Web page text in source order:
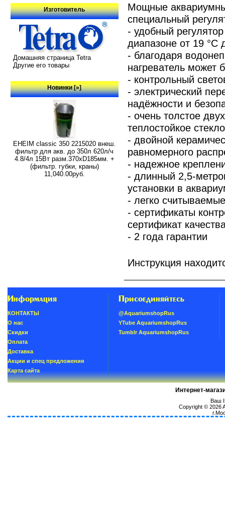
Изготовитель
Домашняя страница Tetra
Другие его товары
Новинки [»]
EHEIM classic 350 2215020 внеш.
фильтр для акв. до 350л 620л/ч
4.8/4л 15Вт разм.370хD185мм. +
(фильтр. губки, краны)
11,040.00руб.
Мощные
специальный
- удобный
диапазоне от 19 °C
- благодаря
нагреватель может
- контрольный
- электрический
надёжности и
- очень толстое
теплостойкое
- двойной
равномерного
- надежное
- длинный 2,5-
установки в
- легко
- сертификаты
сертификат
- 2 года гарантии
Инструкция
Информация
КОНТАКТЫ
О нас
Скидки
Oплатa
Доставка
Акции и спец предложения
Карта сайта
Присоединяйтесь
@AquariumshopRus
YTube AquariumshopRus
Tumblr AquariumshopRus
Интернет-
Ваш
Copyright © 2026